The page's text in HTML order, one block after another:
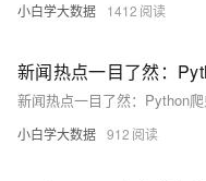
小白学大数据 1412
新闻热点一目了然：
新闻热点一目了然：Python
小白学大数据 912